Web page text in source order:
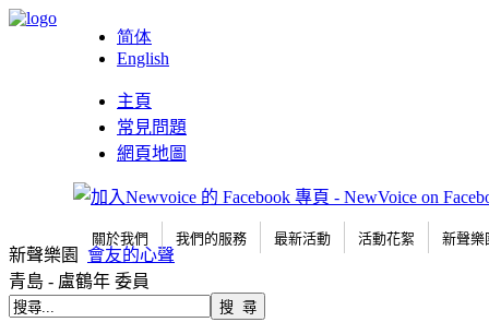
简体
English
主頁
常見問題
網頁地圖
關於我們 我們的服務 最新活動 活動花絮 新聲樂
新聲樂園
會友的心聲
青島 - 盧鶴年 委員